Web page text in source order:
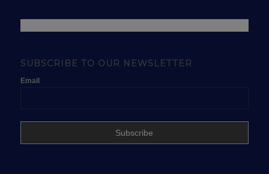
SUBSCRIBE TO OUR NEWSLETTER
Email